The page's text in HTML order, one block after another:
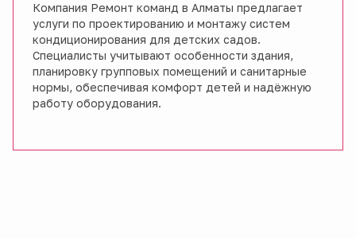
Компания Ремонт команд в Алматы предлагает
услуги по проектированию и монтажу систем
кондиционирования для детских садов.
Специалисты учитывают особенности здания,
планировку групповых помещений и санитарные
нормы, обеспечивая комфорт детей и надёжную
работу оборудования.